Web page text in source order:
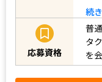
続
応募資格
普
タ
を